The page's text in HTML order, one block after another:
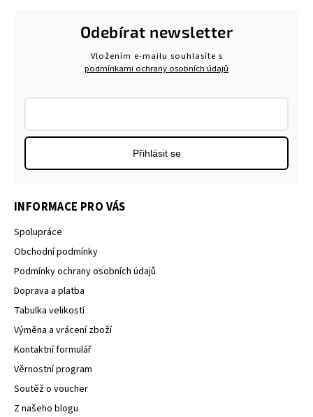
INFORMACE PRO VÁS
Spolupráce
Obchodní podmínky
Podmínky ochrany osobních údajů
Doprava a platba
Tabulka velikostí
Výměna a vrácení zboží
Kontaktní formulář
Věrnostní program
Soutěž o voucher
Z našeho blogu
Odebírat newsletter
Vložením e-mailu souhlasíte s
podmínkami ochrany osobních údajů
Přihlásit se